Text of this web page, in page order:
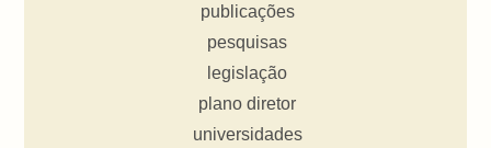
publicações
pesquisas
legislação
plano diretor
universidades